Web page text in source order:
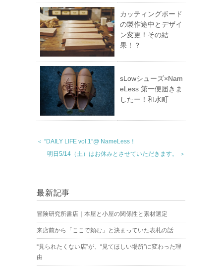
カッティングボード
の製作途中とデザイ
ン変更！その結
果！？
sLowシューズ×Nam
eLess 第一便届きま
したー！和水町
＜ “DAILY LIFE vol.1″@ NameLess！
明日5/14（土）はお休みとさせていただきます。 ＞
最新記事
冒険研究所書店｜本屋と小屋の関係性と素材選定
来店前から「ここで頼む」と決まっていた表札の話
“見られたくない店”が、“見てほしい場所”に変わった理
由